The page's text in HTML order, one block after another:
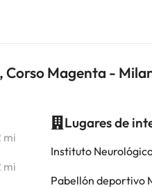
Corso Magenta -
mi
mi
Lugares de
Instituto
Pabellón deportivo